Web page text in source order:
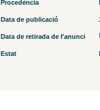
Procedència
Data de publicació
Data de retirada de l'anunci
Estat